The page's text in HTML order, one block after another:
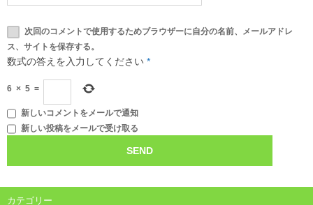
次回のコメントで使用するためブラウザーに自分の名前、メールアドレ
ス、サイトを保存する。
数式の答えを入力してください *
6 × 5 =
新しいコメントをメールで通知
新しい投稿をメールで受け取る
カテゴリー